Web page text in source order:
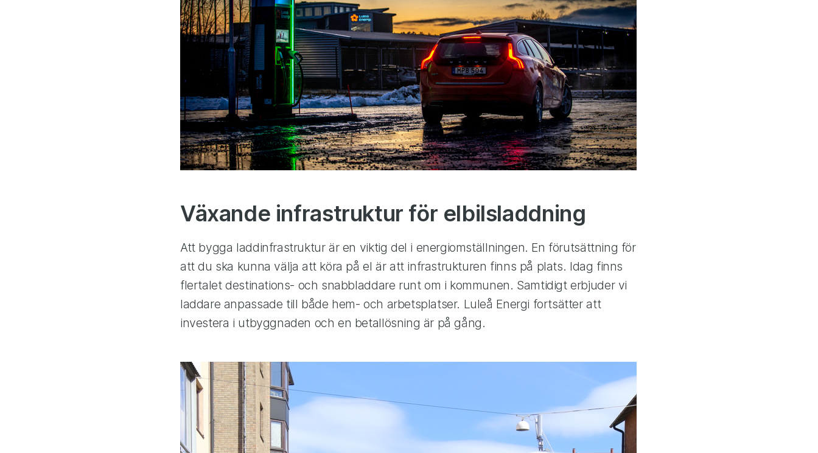
Växande infrastruktur för elbilsladdning
Att bygga laddinfrastruktur är en viktig del i energiomställningen. En förutsättning för
att du ska kunna välja att köra på el är att infrastrukturen finns på plats. Idag finns
flertalet destinations- och snabbladdare runt om i kommunen. Samtidigt erbjuder vi
laddare anpassade till både hem- och arbetsplatser. Luleå Energi fortsätter att
investera i utbyggnaden och en betallösning är på gång.